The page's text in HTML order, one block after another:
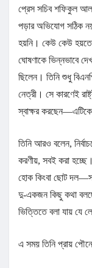
প্রেস সচিব শফিকুল
পড়ার অভিযোগ সঠিক
হয়নি। কেউ কেউ হয়তো
ঘোষণাকে ভিন্নভাবে
ছিলেন। তিনি শুধু
নেত্রী। সে কারণেই
স্বাক্ষর
তিনি আরও বলেন,
করণীয়, সবই করা
হোক কিংবা ছোট
দু-একজন কিছু কথা
ভিত্তিতে বলা যায় যে
এ সময় তিনি প্রায়